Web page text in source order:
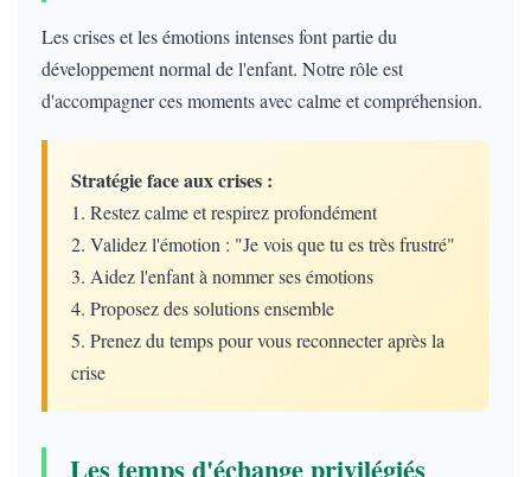
Les crises et les émotions intenses font partie du
développement normal de l'enfant. Notre rôle est
d'accompagner ces moments avec calme et compréhension.
Stratégie face aux crises :
1. Restez calme et respirez profondément
2. Validez l'émotion : "Je vois que tu es très frustré"
3. Aidez l'enfant à nommer ses émotions
4. Proposez des solutions ensemble
5. Prenez du temps pour vous reconnecter après la
crise